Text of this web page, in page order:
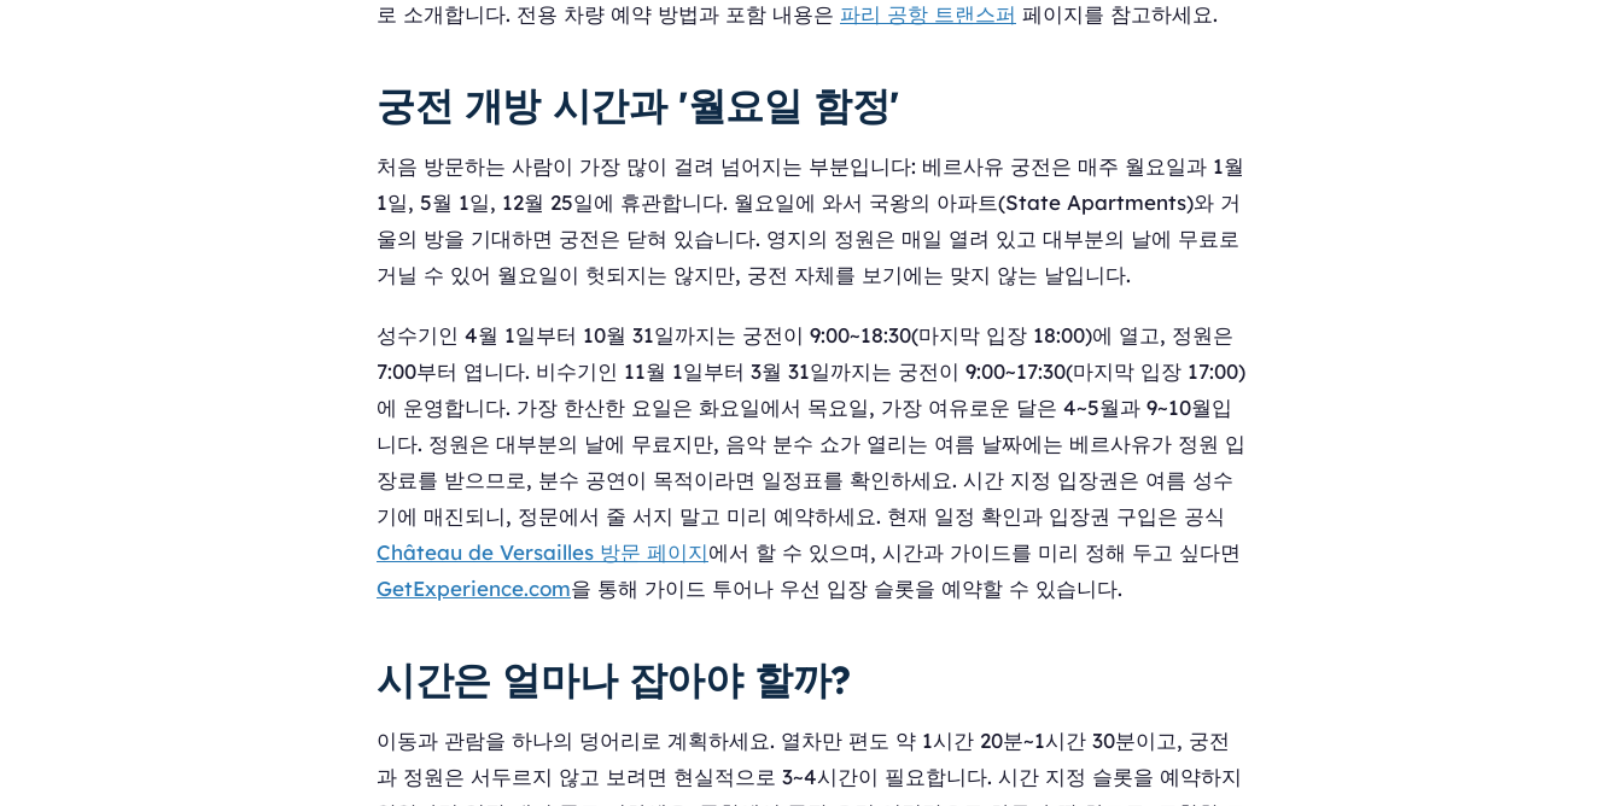
로 소개합니다. 전용 차량 예약 방법과 포함 내용은 파리 공항 트랜스퍼 페이지를 참고하세요.
궁전 개방 시간과 '월요일 함정'
처음 방문하는 사람이 가장 많이 걸려 넘어지는 부분입니다: 베르사유 궁전은 매주 월요일과 1월
1일, 5월 1일, 12월 25일에 휴관합니다. 월요일에 와서 국왕의 아파트(State Apartments)와 거
울의 방을 기대하면 궁전은 닫혀 있습니다. 영지의 정원은 매일 열려 있고 대부분의 날에 무료로
거닐 수 있어 월요일이 헛되지는 않지만, 궁전 자체를 보기에는 맞지 않는 날입니다.
성수기인 4월 1일부터 10월 31일까지는 궁전이 9:00~18:30(마지막 입장 18:00)에 열고, 정원은
7:00부터 엽니다. 비수기인 11월 1일부터 3월 31일까지는 궁전이 9:00~17:30(마지막 입장 17:00)
에 운영합니다. 가장 한산한 요일은 화요일에서 목요일, 가장 여유로운 달은 4~5월과 9~10월입
니다. 정원은 대부분의 날에 무료지만, 음악 분수 쇼가 열리는 여름 날짜에는 베르사유가 정원 입
장료를 받으므로, 분수 공연이 목적이라면 일정표를 확인하세요. 시간 지정 입장권은 여름 성수
기에 매진되니, 정문에서 줄 서지 말고 미리 예약하세요. 현재 일정 확인과 입장권 구입은 공식
Château de Versailles 방문 페이지에서 할 수 있으며, 시간과 가이드를 미리 정해 두고 싶다면
GetExperience.com을 통해 가이드 투어나 우선 입장 슬롯을 예약할 수 있습니다.
시간은 얼마나 잡아야 할까?
이동과 관람을 하나의 덩어리로 계획하세요. 열차만 편도 약 1시간 20분~1시간 30분이고, 궁전
과 정원은 서두르지 않고 보려면 현실적으로 3~4시간이 필요합니다. 시간 지정 슬롯을 예약하지